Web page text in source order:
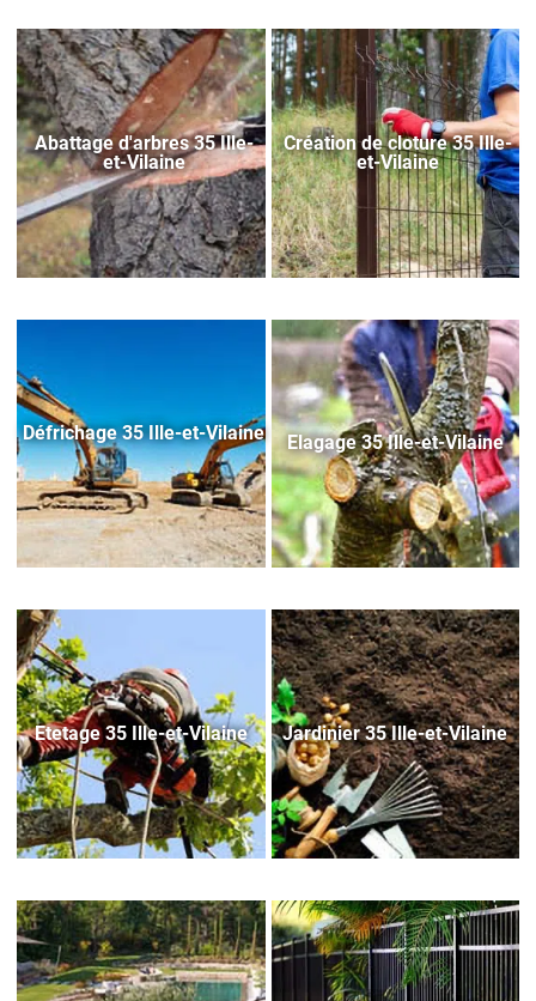
Abattage d'arbres 35 Ille-
et-Vilaine
Création de cloture 35 Ille-
et-Vilaine
Défrichage 35 Ille-et-Vilaine Elagage 35 Ille-et-Vilaine
Etetage 35 Ille-et-Vilaine Jardinier 35 Ille-et-Vilaine